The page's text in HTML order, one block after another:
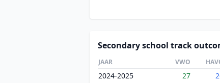
Secondary school track
JAAR VWO
2024-2025 27